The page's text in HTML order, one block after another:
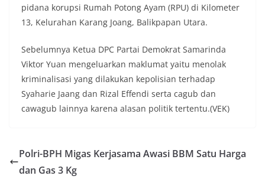
pidana korupsi Rumah Potong Ayam (RPU) di Kilometer
13, Kelurahan Karang Joang, Balikpapan Utara.
Sebelumnya Ketua DPC Partai Demokrat Samarinda
Viktor Yuan mengeluarkan maklumat yaitu menolak
kriminalisasi yang dilakukan kepolisian terhadap
Syaharie Jaang dan Rizal Effendi serta cagub dan
cawagub lainnya karena alasan politik tertentu.(VEK)
Polri-BPH Migas Kerjasama Awasi BBM Satu Harga
dan Gas 3 Kg